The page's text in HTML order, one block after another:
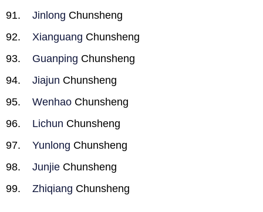
Jinlong Chunsheng
Xianguang Chunsheng
Guanping Chunsheng
Jiajun Chunsheng
Wenhao Chunsheng
Lichun Chunsheng
Yunlong Chunsheng
Junjie Chunsheng
Zhiqiang Chunsheng